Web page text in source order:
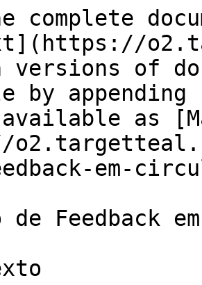
complete
versions of
by
as
em-
de Feedback